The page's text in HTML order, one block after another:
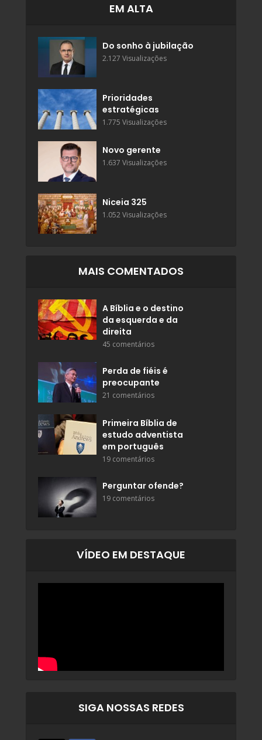
EM ALTA
Do sonho à jubilação
2.127 Visualizações
Prioridades
estratégicas
1.775 Visualizações
Novo gerente
1.637 Visualizações
Niceia 325
1.052 Visualizações
MAIS COMENTADOS
A Bíblia e o destino
da esquerda e da
direita
45 comentários
Perda de fiéis é
preocupante
21 comentários
Primeira Bíblia de
estudo adventista
em português
19 comentários
Perguntar ofende?
19 comentários
VÍDEO EM DESTAQUE
SIGA NOSSAS REDES